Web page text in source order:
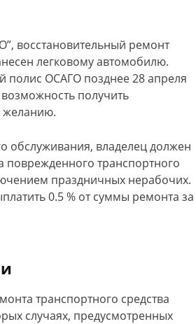
восстановительный ремонт
легковому автомобилю.
полис ОСАГО позднее 28 апреля
получить
желанию.
обслуживания, владелец должен
поврежденного транспортного
праздничных нерабочих.
0.5 % от суммы ремонта за
транспортного средства
случаях, предусмотренных